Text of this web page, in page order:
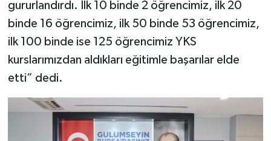
gururlandırdı. İlk 10 binde 2 öğrencimiz, ilk 20
binde 16 öğrencimiz, ilk 50 binde 53 öğrencimiz,
ilk 100 binde ise 125 öğrencimiz YKS
kurslarımızdan aldıkları eğitimle başarılar elde
etti” dedi.